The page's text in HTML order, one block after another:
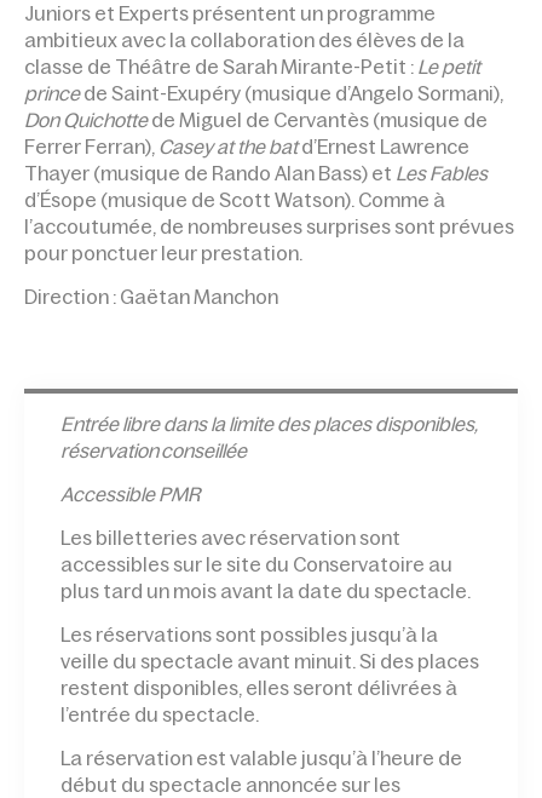
Juniors et Experts présentent un programme
ambitieux avec la collaboration des élèves de la
classe de Théâtre de Sarah Mirante-Petit : Le petit
princede Saint-Exupéry (musique d’Angelo Sormani),
Don Quichottede Miguel de Cervantès (musique de
Ferrer Ferran), Casey at the batd’Ernest Lawrence
Thayer (musique de Rando Alan Bass) et Les Fables
d’Ésope (musique de Scott Watson). Comme à
l’accoutumée, de nombreuses surprises sont prévues
pour ponctuer leur prestation.
Direction : Gaëtan Manchon
Entrée libre dans la limite des places disponibles,
réservation conseillée
Accessible PMR
Les billetteries avec réservation sont
accessibles sur le site du Conservatoire au
plus tard un mois avant la date du spectacle.
Les réservations sont possibles jusqu’à la
veille du spectacle avant minuit. Si des places
restent disponibles, elles seront délivrées à
l’entrée du spectacle.
La réservation est valable jusqu’à l’heure de
début du spectacle annoncée sur les